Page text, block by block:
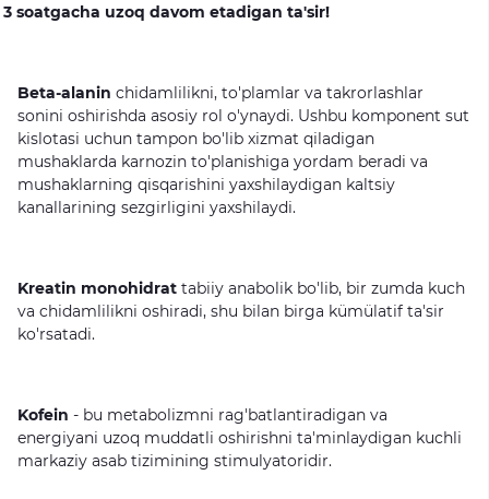
3 soatgacha uzoq davom etadigan ta'sir!
Beta-alanin chidamlilikni, to'plamlar va takrorlashlar
sonini oshirishda asosiy rol o'ynaydi. Ushbu komponent sut
kislotasi uchun tampon bo'lib xizmat qiladigan
mushaklarda karnozin to'planishiga yordam beradi va
mushaklarning qisqarishini yaxshilaydigan kaltsiy
kanallarining sezgirligini yaxshilaydi.
Kreatin monohidrat tabiiy anabolik bo'lib, bir zumda kuch
va chidamlilikni oshiradi, shu bilan birga kümülatif ta'sir
ko'rsatadi.
Kofein - bu metabolizmni rag'batlantiradigan va
energiyani uzoq muddatli oshirishni ta'minlaydigan kuchli
markaziy asab tizimining stimulyatoridir.